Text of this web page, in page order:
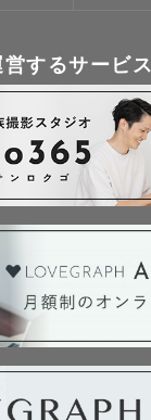
するサービス